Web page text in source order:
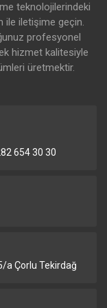
teknolojilerindeki
ile iletişime geçin.
profesyonel
hizmet kalitesiyle
üretmektir.
654 30 30
a Çorlu Tekirdağ